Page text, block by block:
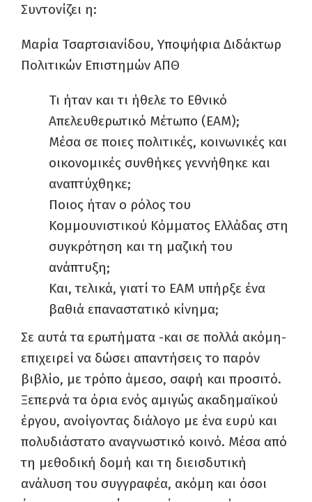
Συντονίζει η:
Μαρία Τσαρτσιανίδου, Υποψήφια Διδάκτωρ
Πολιτικών Επιστημών ΑΠΘ
Τι ήταν και τι ήθελε το Εθνικό
Απελευθερωτικό Μέτωπο (EAM);
Μέσα σε ποιες πολιτικές, κοινωνικές και
οικονομικές συνθήκες γεννήθηκε και
αναπτύχθηκε;
Ποιος ήταν ο ρόλος του
Κομμουνιστικού Κόμματος Ελλάδας στη
συγκρότηση και τη μαζική του
ανάπτυξη;
Και, τελικά, γιατί το ΕΑΜ υπήρξε ένα
βαθιά επαναστατικό κίνημα;
Σε αυτά τα ερωτήματα -και σε πολλά ακόμη-
επιχειρεί να δώσει απαντήσεις το παρόν
βιβλίο, με τρόπο άμεσο, σαφή και προσιτό.
Ξεπερνά τα όρια ενός αμιγώς ακαδημαϊκού
έργου, ανοίγοντας διάλογο με ένα ευρύ και
πολυδιάστατο αναγνωστικό κοινό. Μέσα από
τη μεθοδική δομή και τη διεισδυτική
ανάλυση του συγγραφέα, ακόμη και όσοι